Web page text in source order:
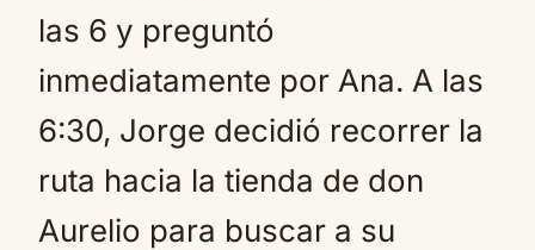
las 6 y preguntó
inmediatamente por Ana. A las
6:30, Jorge decidió recorrer la
ruta hacia la tienda de don
Aurelio para buscar a su